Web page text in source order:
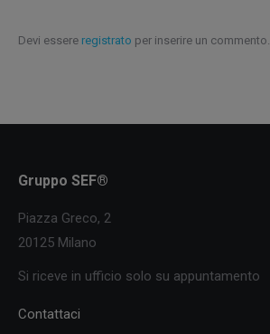
Devi essere registrato per inserire un commento.
Gruppo SEF®
Piazza Greco, 2
20125 Milano
Si riceve in ufficio solo su appuntamento
Contattaci